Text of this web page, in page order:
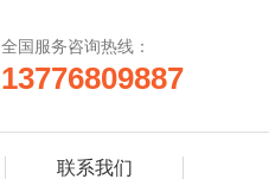
全国服务咨询热线：
13776809887
联系我们